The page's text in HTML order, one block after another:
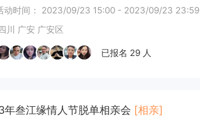
动时间： 2023/09/23 15:00 - 2023/09/23 23:59
川 广安 广安区
已报名 29 人
年叁江缘情人节脱单相亲会 [相亲]